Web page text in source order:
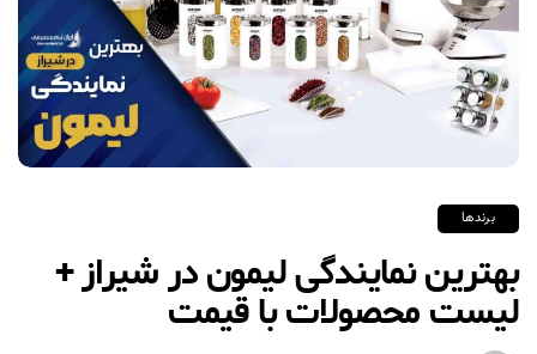
برندها
بهترین نمایندگی لیمون در شیراز +
لیست محصولات با قیمت